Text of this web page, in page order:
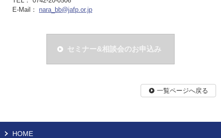
E-Mail： nara_bb@jafp.or.jp
セミナー&相談会のお申込み
一覧ページへ戻る
HOME